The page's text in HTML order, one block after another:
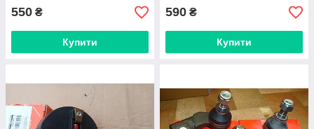
550 ₴
Купити
590 ₴
Купити